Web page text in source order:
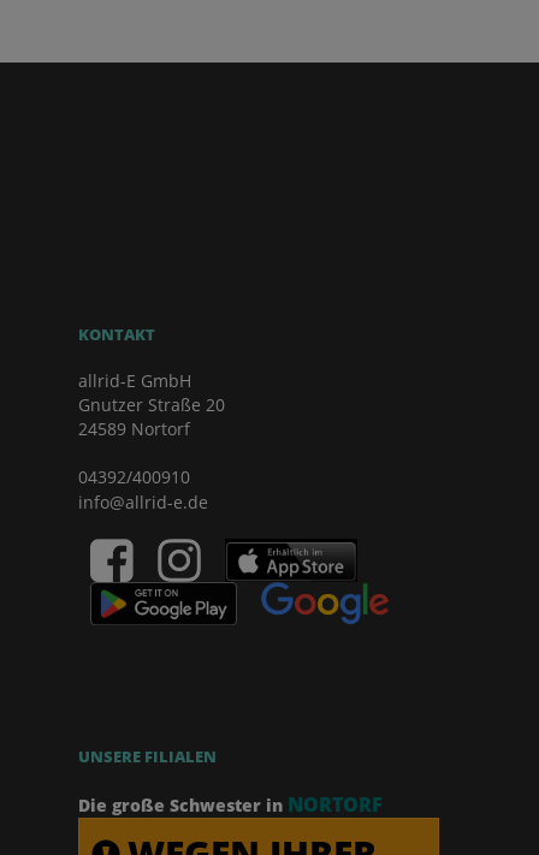
KONTAKT
allrid-E GmbH
Gnutzer Straße 20
24589 Nortorf
04392/400910
info@allrid-e.de
UNSERE FILIALEN
Die große Schwester in NORTORF